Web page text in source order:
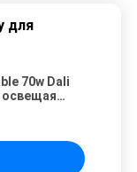
для
70w Dali
освещая